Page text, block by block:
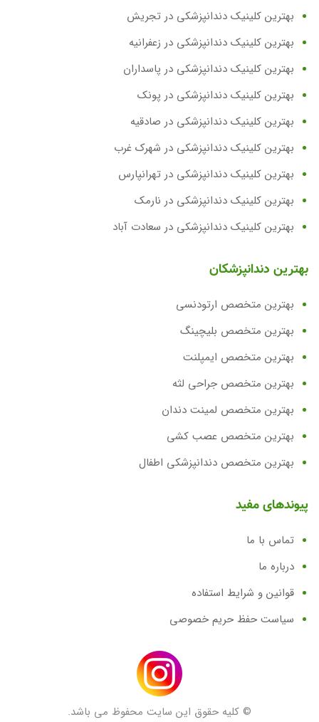
بهترین کلینیک دندانپزشکی در تجریش
بهترین کلینیک دندانپزشکی در زعفرانیه
بهترین کلینیک دندانپزشکی در پاسداران
بهترین کلینیک دندانپزشکی در پونک
بهترین کلینیک دندانپزشکی در صادقیه
بهترین کلینیک دندانپزشکی در شهرک غرب
بهترین کلینیک دندانپزشکی در تهرانپارس
بهترین کلینیک دندانپزشکی در نارمک
بهترین کلینیک دندانپزشکی در سعادت آباد
بهترین دندانپزشکان
بهترین متخصص ارتودنسی
بهترین متخصص بلیچینگ
بهترین متخصص ایمپلنت
بهترین متخصص جراحی لثه
بهترین متخصص لمینت دندان
بهترین متخصص عصب کشی
بهترین متخصص دندانپزشکی اطفال
پیوندهای مفید
تماس با ما
درباره ما
قوانین و شرایط استفاده
سیاست حفظ حریم خصوصی
© کلیه حقوق این سایت محفوظ می باشد.